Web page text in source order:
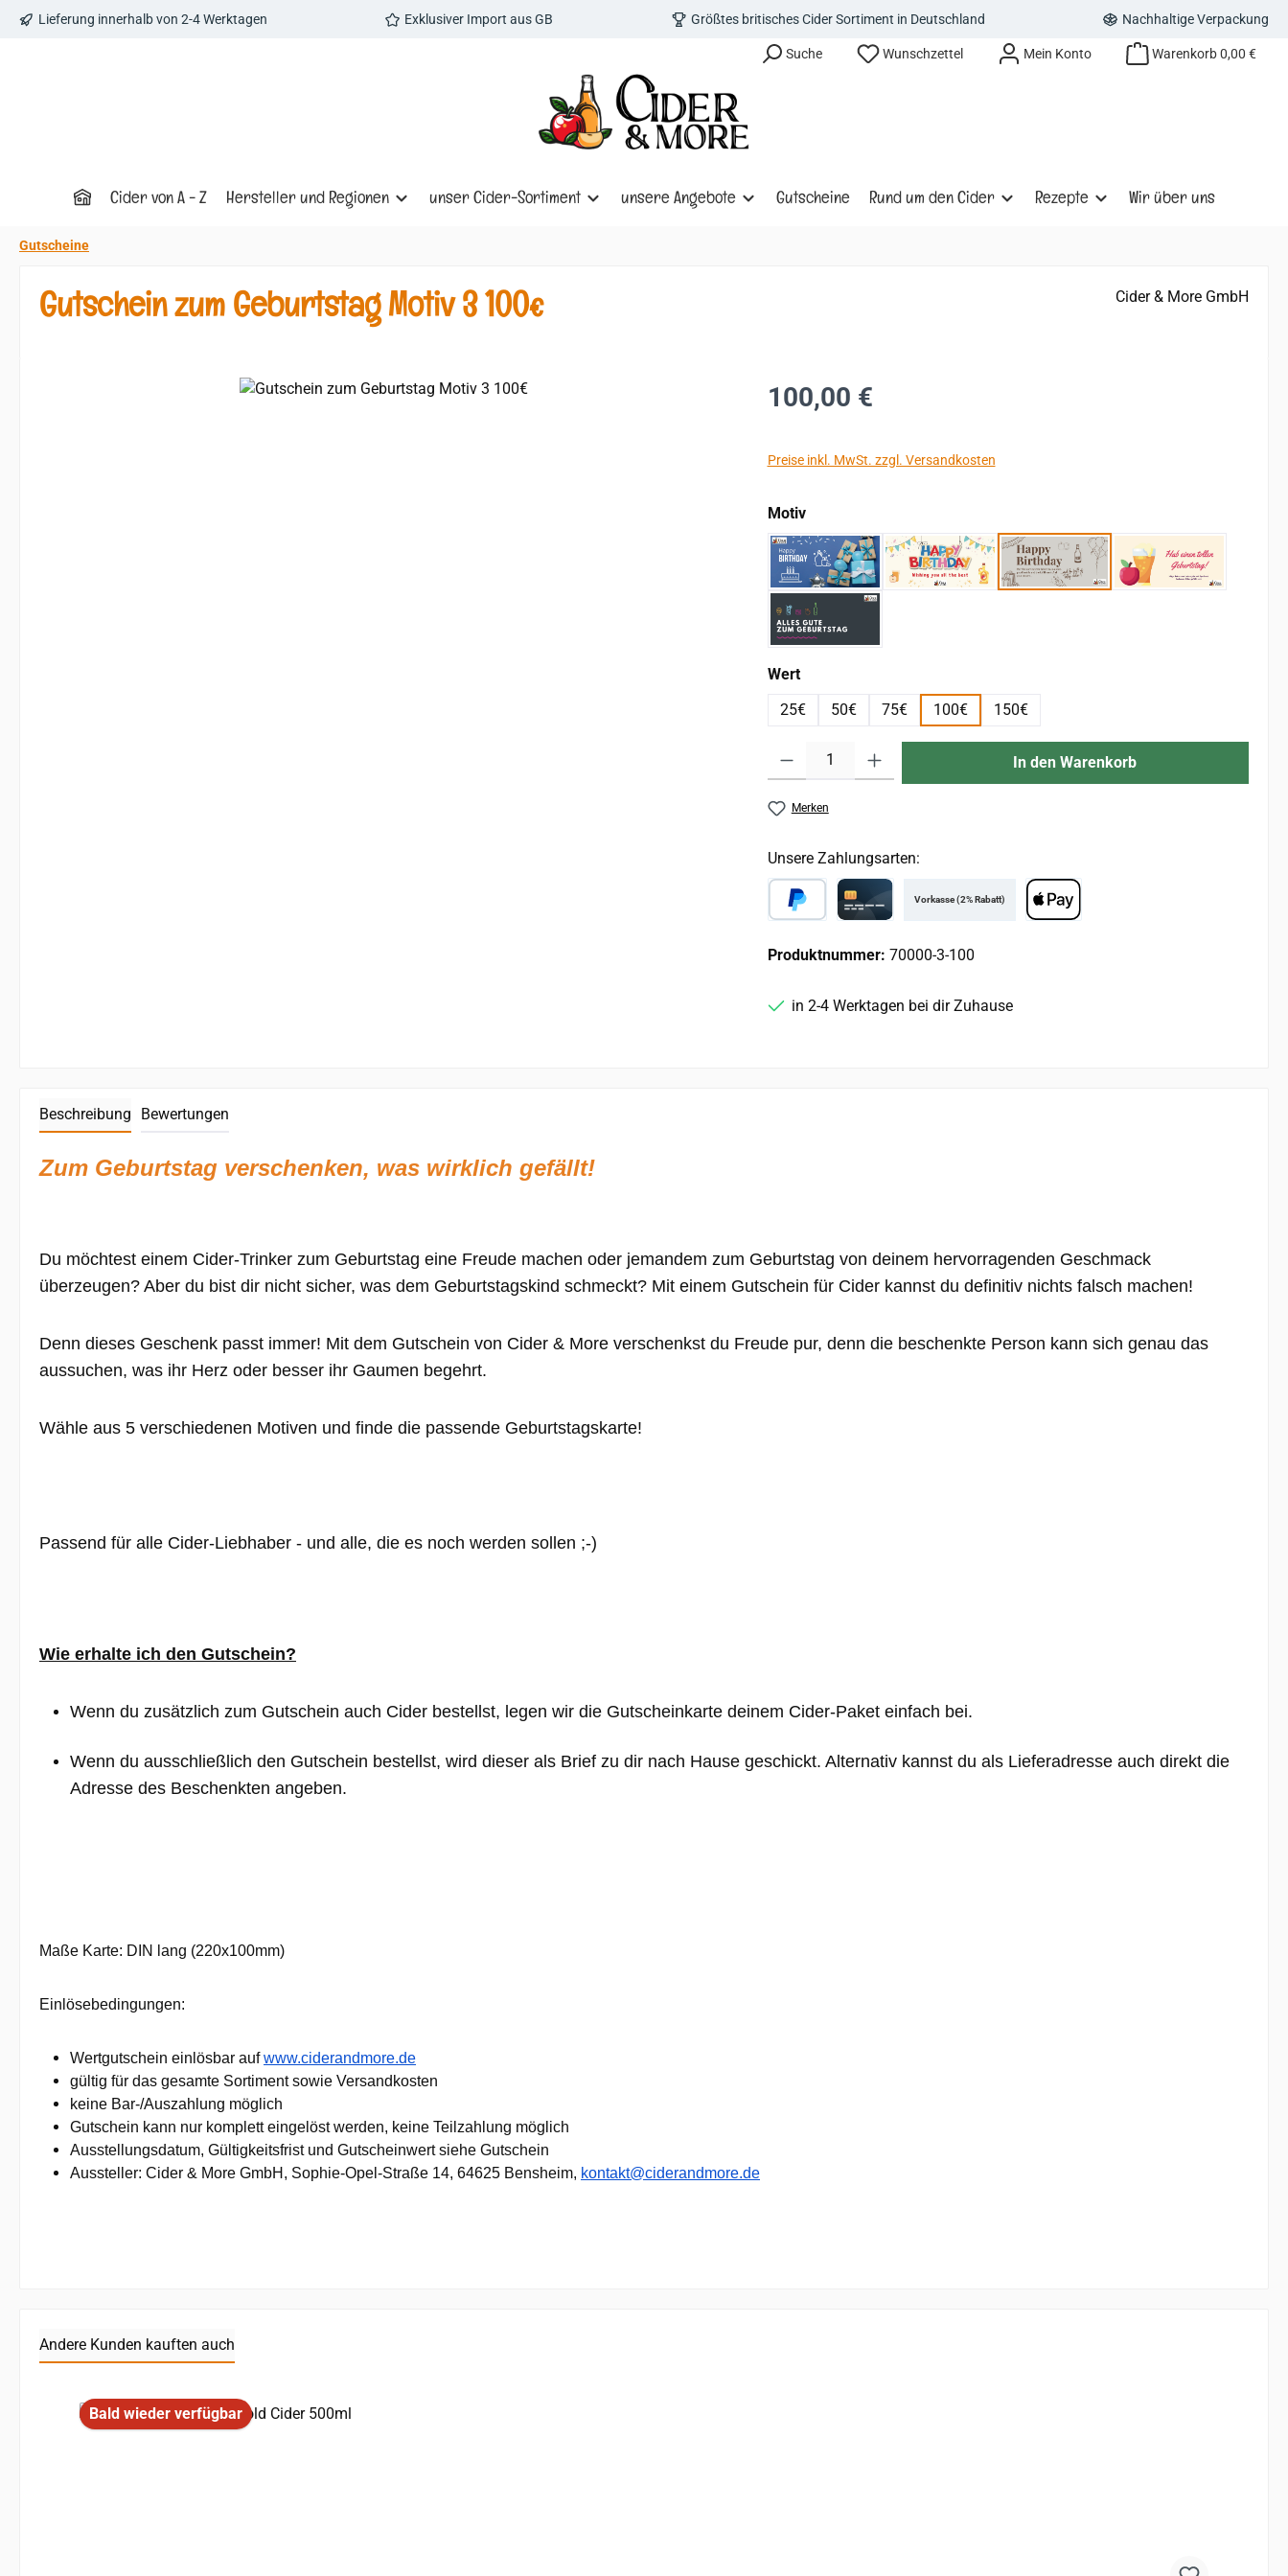
Hauptinhalt springen
Zur Suche springen
Zur Hauptnavigation springen
Lieferung innerhalb von 2-4 Werktagen Exklusiver Import aus GB Größtes britisches Cider Sortiment in Deutschland Nachhaltige Verpackung
Suche Wunschzettel Mein Konto Warenkorb0,00 €
Cider von A - Z Hersteller und Regionen unser Cider-Sortiment unsere Angebote Gutscheine Rund um den Cider Rezepte Wir über uns
Gutscheine
Gutschein zum Geburtstag Motiv 3 100€ Cider & More GmbH
Regulärer Preis:
100,00 €
Preise inkl. MwSt. zzgl. Versandkosten
Motivauswählen
Motiv 1 Motiv 2 Motiv 3 Motiv 4
Motiv 5
Wertauswählen
25€
50€ 75€ 100€ 150€
Produkt Anzahl: Gib den gewünschten Wert ein oder benutze die Schaltflächen um die
In den Warenkorb
Merken
Unsere Zahlungsarten:
Vorkasse (2% Rabatt)
Produktnummer: 70000-3-100
in 2-4 Werktagen bei dir Zuhause
Beschreibung Bewertungen
Zum Geburtstag verschenken, was wirklich gefällt!
Du möchtest einem Cider-Trinker zum Geburtstag eine Freude machen oder jemandem zum Geburtstag von deinem hervorragenden Geschmack
überzeugen? Aber du bist dir nicht sicher, was dem Geburtstagskind schmeckt? Mit einem Gutschein für Cider kannst du definitiv nichts falsch machen!
Denn dieses Geschenk passt immer! Mit dem Gutschein von Cider & More verschenkst du Freude pur, denn die beschenkte Person kann sich genau das
aussuchen, was ihr Herz oder besser ihr Gaumen begehrt.
Wähle aus 5 verschiedenen Motiven und finde die passende Geburtstagskarte!
Passend für alle Cider-Liebhaber - und alle, die es noch werden sollen ;-)
Wie erhalte ich den Gutschein?
Wenn du zusätzlich zum Gutschein auch Cider bestellst, legen wir die Gutscheinkarte deinem Cider-Paket einfach bei.
Wenn du ausschließlich den Gutschein bestellst, wird dieser als Brief zu dir nach Hause geschickt. Alternativ kannst du als Lieferadresse auch direkt die
Adresse des Beschenkten angeben.
Maße Karte: DIN lang (220x100mm)
Einlösebedingungen:
Wertgutschein einlösbar aufwww.ciderandmore.de
gültig für das gesamte Sortiment sowie Versandkosten
keine Bar-/Auszahlung möglich
Gutschein kann nur komplett eingelöst werden, keine Teilzahlung möglich
Ausstellungsdatum, Gültigkeitsfrist und Gutscheinwert siehe Gutschein
Aussteller: Cider & More GmbH, Sophie-Opel-Straße 14, 64625 Bensheim, kontakt@ciderandmore.de
Andere Kunden kauften auch
Bald wieder verfügbar